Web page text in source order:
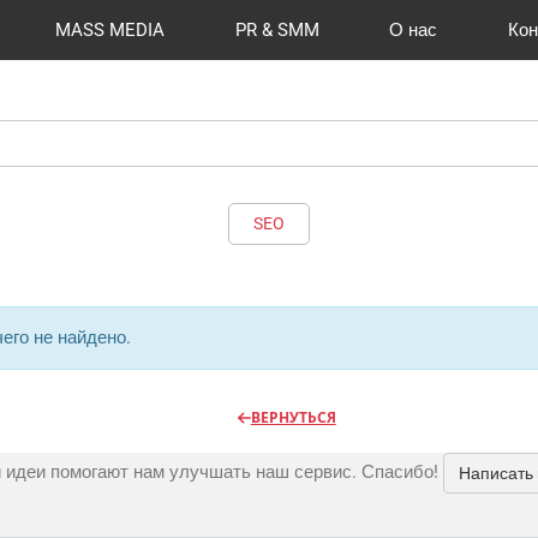
MASS MEDIA PR & SMM О нас
SEO
не найдено.
ВЕРНУТЬСЯ
помогают нам улучшать наш сервис. Спасибо! Написать